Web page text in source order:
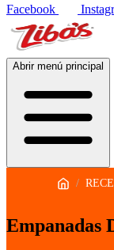
Facebook
Abrir menú principal
/
Empanadas